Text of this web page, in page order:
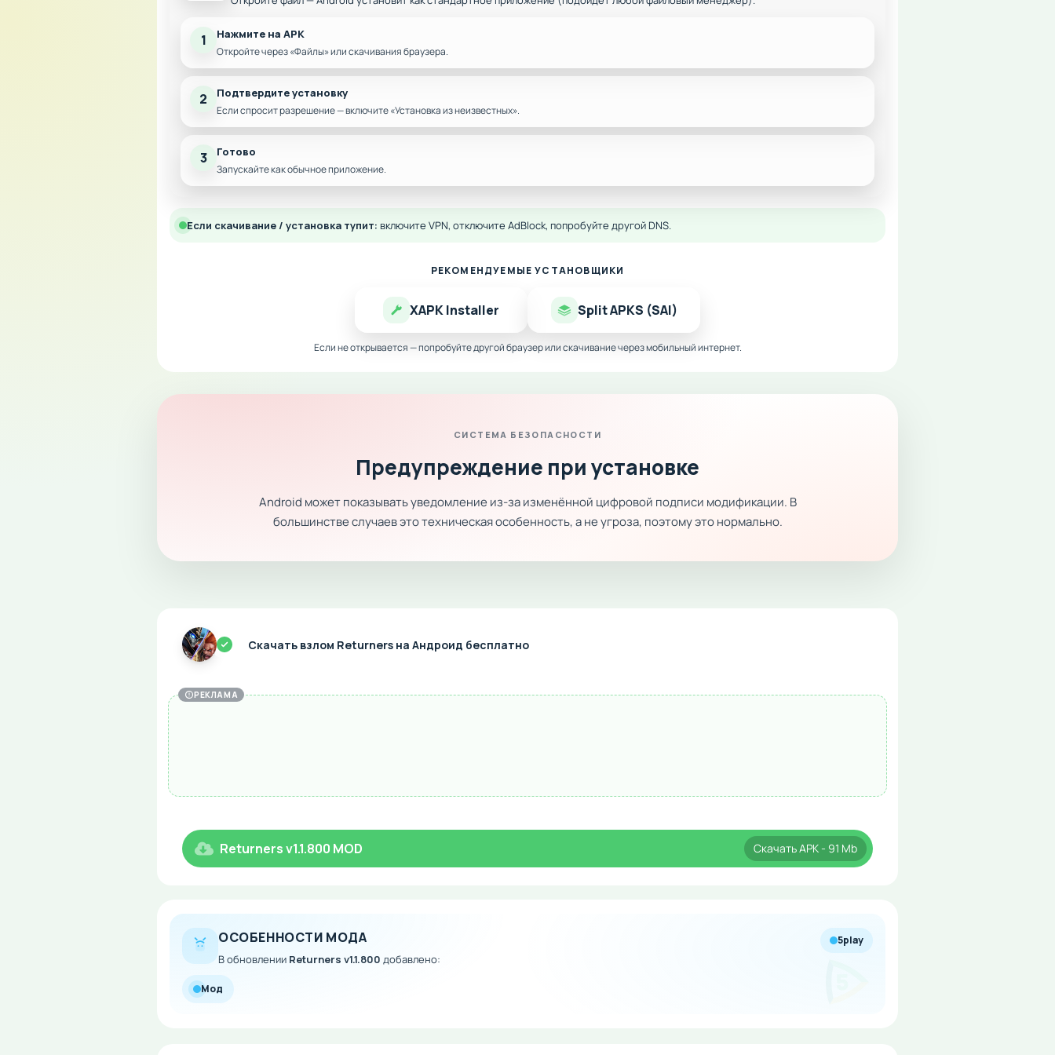
1 Нажмите на APK
Откройте через «Файлы» или скачивания браузера.
2 Подтвердите установку
Если спросит разрешение — включите «Установка из неизвестных».
3 Готово
Запускайте как обычное приложение.
Если скачивание / установка тупит: включите VPN, отключите AdBlock, попробуйте другой DNS.
РЕКОМЕНДУЕМЫЕ УСТАНОВЩИКИ
XAPK Installer Split APKS (SAI)
Если не открывается — попробуйте другой браузер или скачивание через мобильный интернет.
СИСТЕМА БЕЗОПАСНОСТИ
Предупреждение при установке
Android может показывать уведомление из-за изменённой цифровой подписи модификации. В
большинстве случаев это техническая особенность, а не угроза, поэтому это нормально.
Скачать взлом Returners на Андроид бесплатно
РЕКЛАМА
Returners v1.1.800 MOD СкачатьAPK- 91 Mb
ОСОБЕННОСТИ МОДА
В обновлении Returners v1.1.800 добавлено:
5play
Мод